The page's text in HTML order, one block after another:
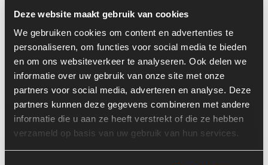
Deze website maakt gebruik van cookies
We gebruiken cookies om content en advertenties te
personaliseren, om functies voor social media te bieden
en om ons websiteverkeer te analyseren. Ook delen we
informatie over uw gebruik van onze site met onze
partners voor social media, adverteren en analyse. Deze
partners kunnen deze gegevens combineren met andere
informatie die u aan ze heeft verstrekt of die ze hebben
verzameld op basis van uw gebruik van hun services.
Machine Type:
Onderdeel Merk:
Liebherr
Onderdeel Type:
11065963
Onderdeel nummer:
11065963